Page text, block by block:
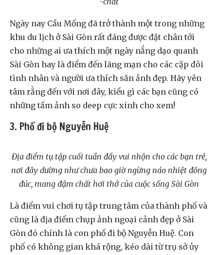
Ngày nay Cầu Mống đã trở thành một trong những
khu du lịch ở Sài Gòn rất đáng được đặt chân tới
cho những ai ưa thích một ngày nắng dạo quanh
Sài Gòn hay là điểm đến lãng mạn cho các cặp đôi
tình nhân và người ưa thích săn ảnh đẹp. Hãy yên
tâm rằng đến với nơi đây, kiểu gì các bạn cũng có
những tấm ảnh so deep cực xinh cho xem!
3. Phố đi bộ Nguyễn Huệ
Địa điểm tụ tập cuối tuần đầy vui nhộn cho các bạn trẻ,
nơi đây dường như chưa bao giờ ngừng náo nhiệt đông
đúc, mang đậm chất hơi thở của cuộc sống Sài Gòn
Là điểm vui chơi tụ tập trung tâm của thành phố và
cũng là địa điểm chụp ảnh ngoại cảnh đẹp ở Sài
Gòn đó chính là con phố đi bộ Nguyễn Huệ. Con
phố có không gian khá rộng, kéo dài từ trụ sở ủy